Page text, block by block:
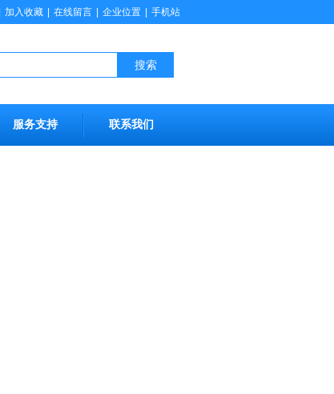
搜索
加入收藏 在线留言 企业位置 手机站
服务支持 联系我们